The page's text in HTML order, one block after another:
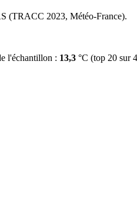
(TRACC 2023, Météo-France).
l'échantillon : 13,3 °C (top 20 sur